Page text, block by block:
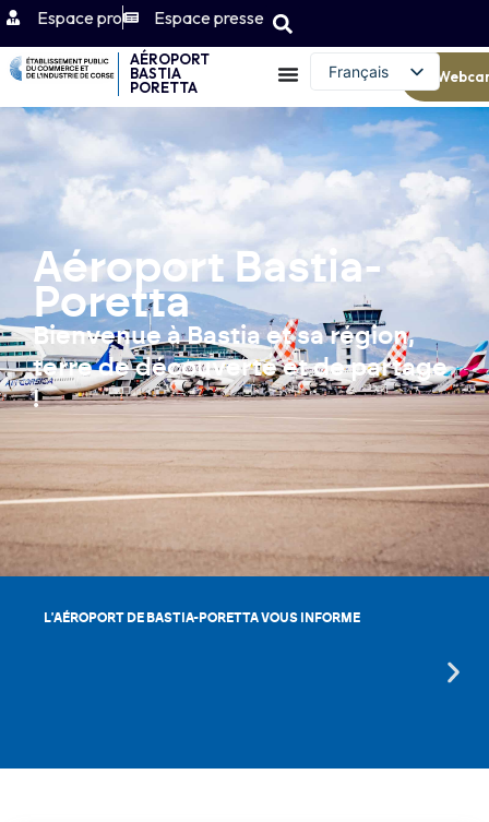
Espace pro Espace presse
AÉROPORT
BASTIA
PORETTA
Français
English (UK)
Aéroport Bastia-
Poretta
Bienvenue à Bastia et sa région,
terre de découverte et de partage
!
L'AÉROPORT DE BASTIA-PORETTA VOUS INFORME